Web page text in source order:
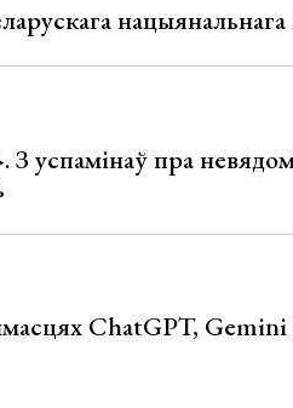
З успамінаў пра
ChatGPT, Gemini